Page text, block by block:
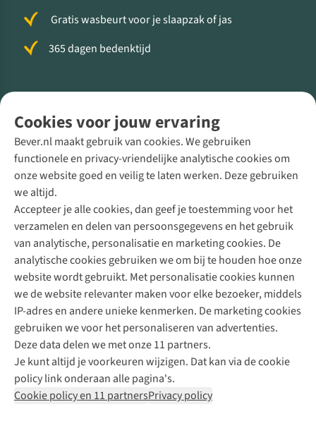
Cookies voor jouw ervaring
Bever.nl maakt gebruik van cookies. We gebruiken
functionele en privacy-vriendelijke analytische cookies om
onze website goed en veilig te laten werken. Deze gebruiken
we altijd.
Accepteer je alle cookies, dan geef je toestemming voor het
verzamelen en delen van persoonsgegevens en het gebruik
van analytische, personalisatie en marketing cookies. De
analytische cookies gebruiken we om bij te houden hoe onze
website wordt gebruikt. Met personalisatie cookies kunnen
we de website relevanter maken voor elke bezoeker, middels
IP-adres en andere unieke kenmerken. De marketing cookies
gebruiken we voor het personaliseren van advertenties.
Deze data delen we met onze 11 partners.
Je kunt altijd je voorkeuren wijzigen. Dat kan via de cookie
policy link onderaan alle pagina's.
Cookie policy en 11 partnersPrivacy policy
Gratis wasbeurt voor je slaapzak of jas
365 dagen bedenktijd
Direct advies van een Buitenexpert
+31 (0)85 888 50 88
+31 6 12 28 49 80
Contactformulier